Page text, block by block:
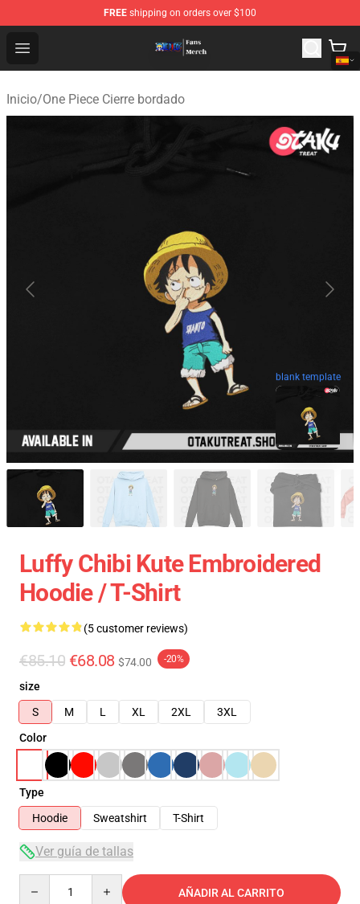
FREE shipping on orders over $100
Open menu
One Piece Store - Official One Piece Merchandise Shop
Inicio/One Piece Cierre bordado
blank template
Luffy Chibi Kute Embroidered
Hoodie / T-Shirt
(5 customer reviews)
€85.10 €68.08 $74.00 -20%
size
S
M L XL 2XL
3XL
Color
Type
Hoodie
Sweatshirt T-Shirt
Ver guía de tallas
AÑADIR AL CARRITO